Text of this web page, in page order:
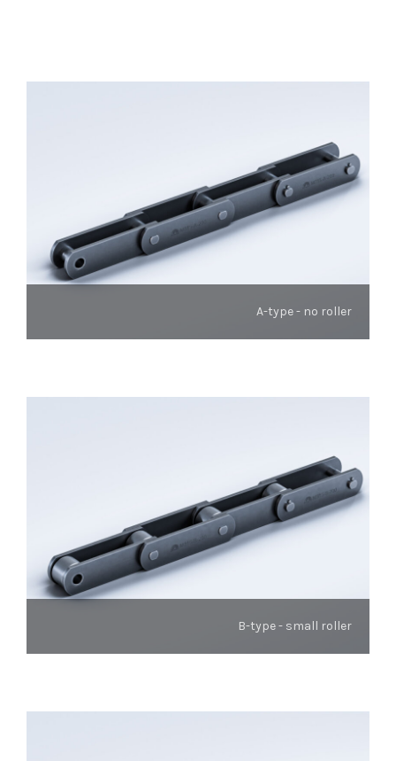
A-type - no roller
B-type - small roller